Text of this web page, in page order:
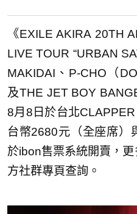
《EXILE AKIRA 20TH
LIVE TOUR “URBAN
MAKIDAI、P-CHO（
及THE JET BOY
8月8日於台北
台幣2680元（全座席）
於ibon售票系統開賣，
方社群專頁查詢。